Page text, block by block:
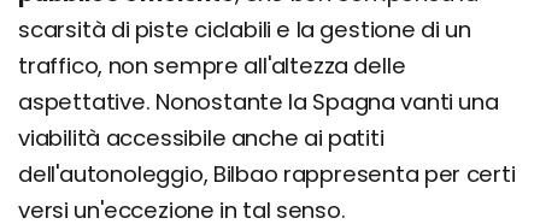
scarsità di piste ciclabili e la gestione di un
traffico, non sempre all'altezza delle
aspettative. Nonostante la Spagna vanti una
viabilità accessibile anche ai patiti
dell'autonoleggio, Bilbao rappresenta per certi
versi un'eccezione in tal senso.